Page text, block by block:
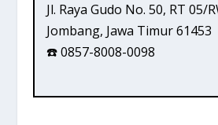
Jl. Raya Gudo No. 50, RT 05/
Jombang, Jawa Timur 61453
☎️ 0857-8008-0098